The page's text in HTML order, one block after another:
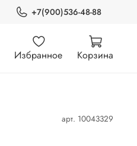
+7(900)536-48-88
Избранное Корзина
арт. 10043329